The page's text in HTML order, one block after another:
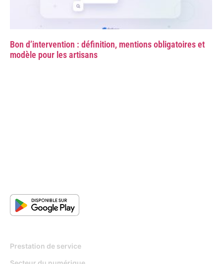
Bon d’intervention : définition, mentions obligatoires et
modèle pour les artisans
Prestation de service